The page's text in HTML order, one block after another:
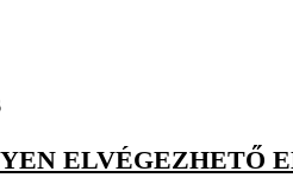
ELVÉGEZHETŐ